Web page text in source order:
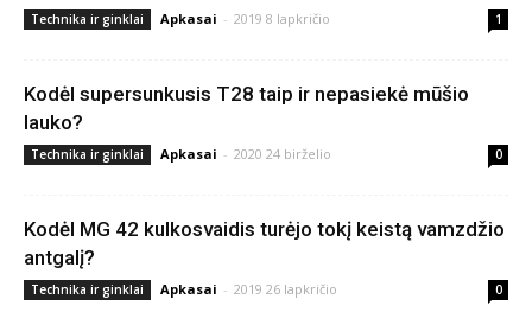
Technika ir ginklai Apkasai - 2019 8 lapkričio 1
Kodėl supersunkusis T28 taip ir nepasiekė mūšio
lauko?
Technika ir ginklai Apkasai - 2020 24 birželio 0
Kodėl MG 42 kulkosvaidis turėjo tokį keistą vamzdžio
antgalį?
Technika ir ginklai Apkasai - 2019 26 lapkričio 0